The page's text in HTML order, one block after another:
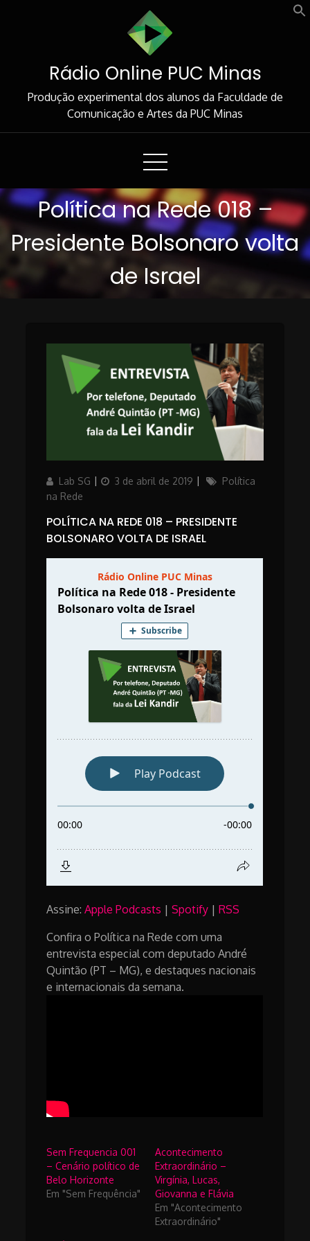
Rádio Online PUC Minas
Produção experimental dos alunos da Faculdade de
Comunicação e Artes da PUC Minas
Política na Rede 018 –
Presidente Bolsonaro volta
de Israel
AuthorLab SG
Posted
3 de abril de 2019 Categories
Política
na Rede
POLÍTICA NA REDE 018 – PRESIDENTE
BOLSONARO VOLTA DE ISRAEL
Assine:Apple Podcasts |Spotify |RSS
Confira o Política na Rede com uma
entrevista especial com deputado André
Quintão (PT – MG), e destaques nacionais
e internacionais da semana.
Sem Frequencia 001
– Cenário político de
Belo Horizonte
Em "Sem Frequência"
Acontecimento
Extraordinário –
Virgínia, Lucas,
Giovanna e Flávia
Em "Acontecimento
Extraordinário"